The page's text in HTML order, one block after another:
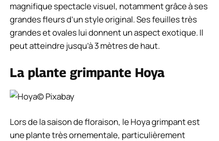
magnifique spectacle visuel, notamment grâce à ses
grandes fleurs d’un style original. Ses feuilles très
grandes et ovales lui donnent un aspect exotique. Il
peut atteindre jusqu’à 3 mètres de haut.
La plante grimpante Hoya
© Pixabay
Lors de la saison de floraison, le Hoya grimpant est
une plante très ornementale, particulièrement